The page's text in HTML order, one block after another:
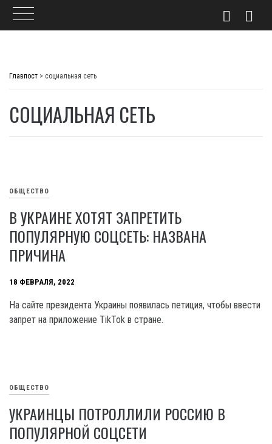
Главпост > социальная сеть
СОЦИАЛЬНАЯ СЕТЬ
ОБЩЕСТВО
В УКРАИНЕ ХОТЯТ ЗАПРЕТИТЬ
ПОПУЛЯРНУЮ СОЦСЕТЬ: НАЗВАНА
ПРИЧИНА
18 ФЕВРАЛЯ, 2022
На сайте президента Украины появилась петиция, чтобы ввести
запрет на приложение TikTok в стране.
ОБЩЕСТВО
УКРАИНЦЫ ПОТРОЛЛИЛИ РОССИЮ В
ПОПУЛЯРНОЙ СОЦСЕТИ